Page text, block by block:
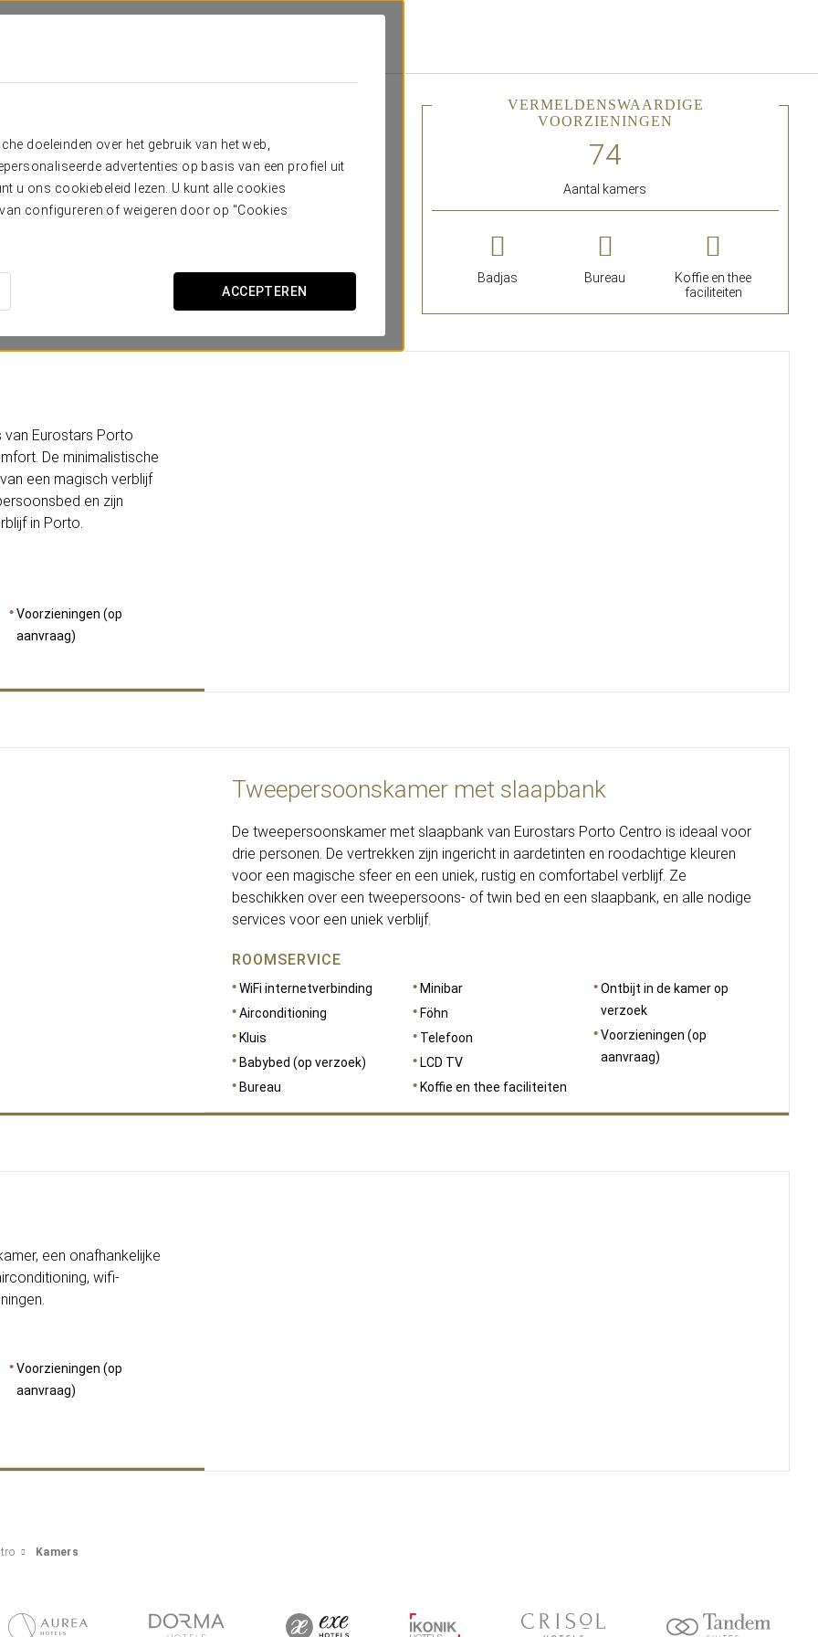
doeleinden over het gebruik van het web,
advertenties op basis van een profiel uit
u ons cookiebeleid lezen. U kunt alle cookies
configureren of weigeren door op "Cookies
ACCEPTEREN
hebt
en ruim. Ze zijn ingericht in aarde-, bruin- en
rechte lijnen. Ze zijn uitgerust met allerlei voorzieningen
een minibar, een schrijftafel, een haardroger, een LCD-
VERMELDENSWAARDIGE
VOORZIENINGEN
Aantal kamers
Badjas Bureau
Koffie en thee
faciliteiten
Eurostars Porto
De minimalistische
een magisch verblijf
en zijn
in Porto.
Voorzieningen (op
aanvraag)
Tweepersoonskamer met slaapbank
De tweepersoonskamer met slaapbank van Eurostars Porto Centro is ideaal voor
drie personen. De vertrekken zijn ingericht in aardetinten en roodachtige kleuren
voor een magische sfeer en een uniek, rustig en comfortabel verblijf. Ze
beschikken over een tweepersoons- of twin bed en een slaapbank, en alle nodige
services voor een uniek verblijf.
ROOMSERVICE
WiFi internetverbinding
Airconditioning
Kluis
Babybed (op verzoek)
Bureau
Minibar
Föhn
Telefoon
LCD TV
Koffie en thee faciliteiten
Ontbijt in de kamer op
verzoek
Voorzieningen (op
aanvraag)
een onafhankelijke
wifi-
Voorzieningen (op
aanvraag)
Kamers